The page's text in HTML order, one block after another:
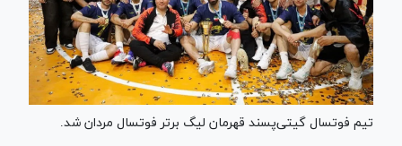
تیم فوتسال گیتی‌پسند قهرمان لیگ برتر فوتسال مردان شد.